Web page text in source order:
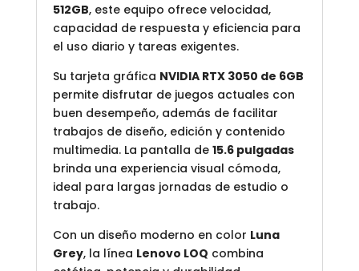
512GB, este equipo ofrece velocidad,
capacidad de respuesta y eficiencia para
el uso diario y tareas exigentes.
Su tarjeta gráfica NVIDIA RTX 3050 de 6GB
permite disfrutar de juegos actuales con
buen desempeño, además de facilitar
trabajos de diseño, edición y contenido
multimedia. La pantalla de 15.6 pulgadas
brinda una experiencia visual cómoda,
ideal para largas jornadas de estudio o
trabajo.
Con un diseño moderno en color Luna
Grey, la línea Lenovo LOQ combina